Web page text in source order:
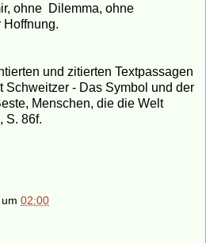
ohne Dilemma, ohne
Hoffnung.
und zitierten Textpassagen
Schweitzer - Das Symbol und der
Menschen, die die Welt
S. 86f.
um 02:00